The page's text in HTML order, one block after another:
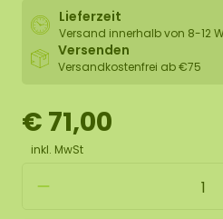
Lieferzeit
Versand innerhalb von 8-12
Versenden
Versandkostenfrei ab €75
€ 71,00
inkl. MwSt